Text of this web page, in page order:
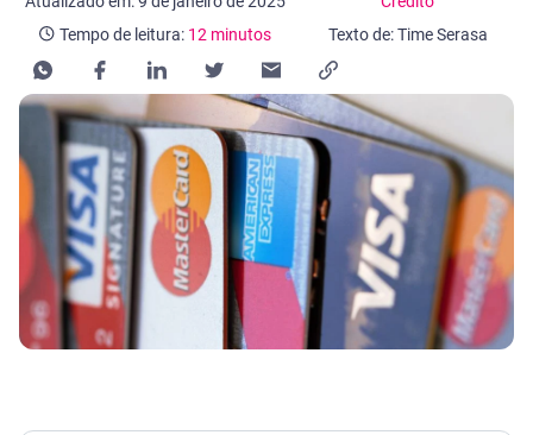
Tempo de leitura: 12 minutos Texto de: Time Serasa